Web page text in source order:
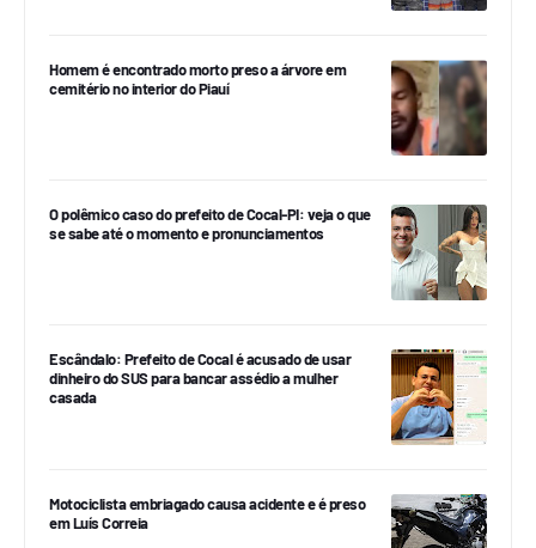
Homem é encontrado morto preso a árvore em
cemitério no interior do Piauí
O polêmico caso do prefeito de Cocal-PI: veja o que
se sabe até o momento e pronunciamentos
Escândalo: Prefeito de Cocal é acusado de usar
dinheiro do SUS para bancar assédio a mulher
casada
Motociclista embriagado causa acidente e é preso
em Luís Correia